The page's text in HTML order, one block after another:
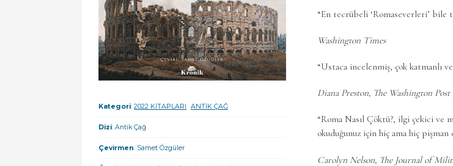
“En tecrübeli ‘Romaseverleri’ bile
Washington Times
“Ustaca incelenmiş, çok katmanlı ve
Diana Preston, The Washington
“Roma Nasıl Çöktü?, ilgi çekici ve
okuduğunuz için hiç ama hiç pişman
Carolyn Nelson, The Journal of
Kategori:2022 KİTAPLARI ANTİK ÇAĞ
Dizi: Antik Çağ
Çevirmen: Samet Özgüler